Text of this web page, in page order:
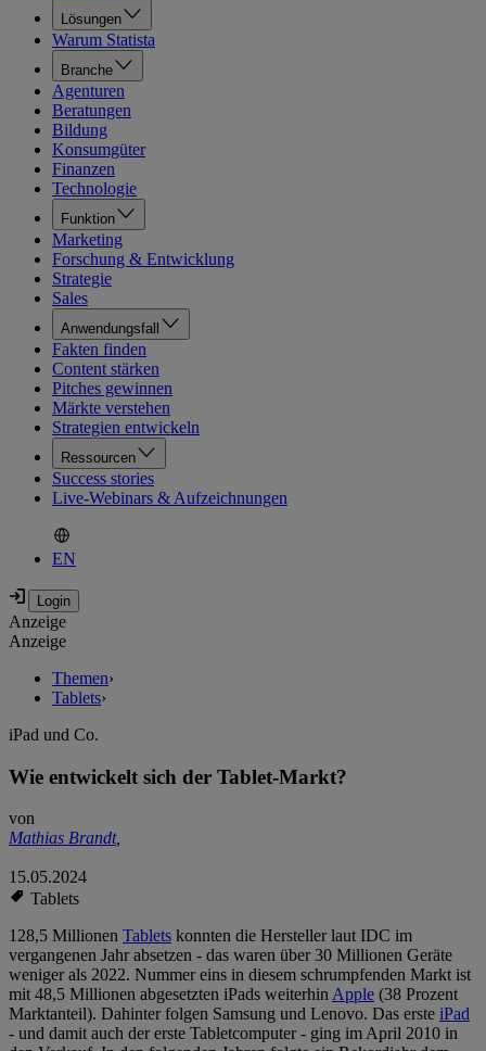
Lösungen
Warum Statista
Branche
Agenturen
Beratungen
Bildung
Konsumgüter
Finanzen
Technologie
Funktion
Marketing
Forschung & Entwicklung
Strategie
Sales
Anwendungsfall
Fakten finden
Content stärken
Pitches gewinnen
Märkte verstehen
Strategien entwickeln
Ressourcen
Success stories
Live-Webinars & Aufzeichnungen
EN
Anzeige
Anzeige
Themen›
Tablets›
iPad und Co.
Wie entwickelt sich der Tablet-Markt?
von
Mathias Brandt,
15.05.2024
Tablets
128,5 Millionen Tablets konnten die Hersteller laut IDC im
vergangenen Jahr absetzen - das waren über 30 Millionen Geräte
weniger als 2022. Nummer eins in diesem schrumpfenden Markt ist
mit 48,5 Millionen abgesetzten iPads weiterhinApple (38 Prozent
Marktanteil). Dahinter folgen Samsung und Lenovo. Das erste iPad
- und damit auch der erste Tabletcomputer - ging im April 2010 in